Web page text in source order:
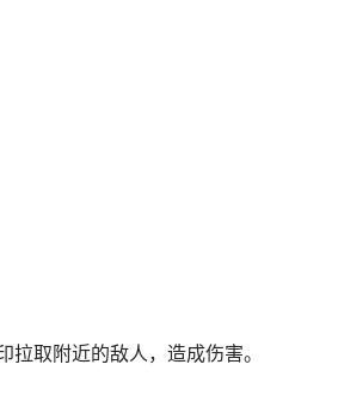
取附近的敌人，造成伤害。